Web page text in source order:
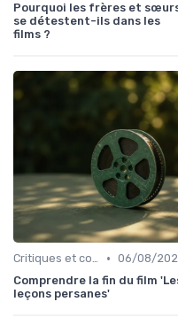
Pourquoi les frères et
se détestent-ils dans les
films ?
Critiques et coups de cœur • 06/08/
Comprendre la fin du film
leçons persanes'